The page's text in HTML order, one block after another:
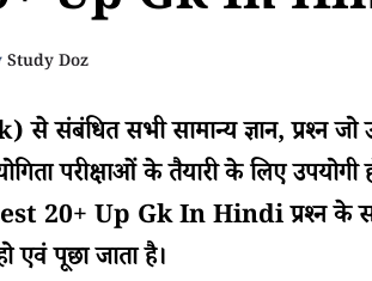
Study Doz
से संबंधित सभी सामान्य ज्ञान, प्रश्न जो
परीक्षाओं के तैयारी के लिए
20+ Up Gk In Hindi प्रश्न के साथ
एवं पूछा जाता है।